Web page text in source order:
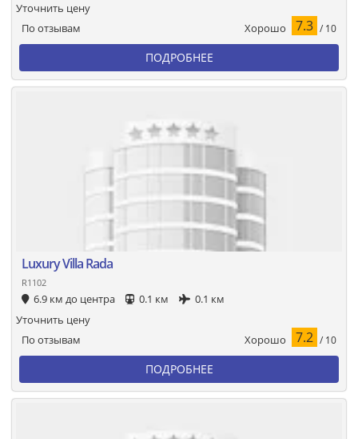
По отзывам Хорошо 7.3 / 10
Уточнить цену
ПОДРОБНЕЕ
Luxury Villa Rada
R1102
6.9 км до центра 0.1 км 0.1 км
По отзывам Хорошо 7.2 / 10
Уточнить цену
ПОДРОБНЕЕ